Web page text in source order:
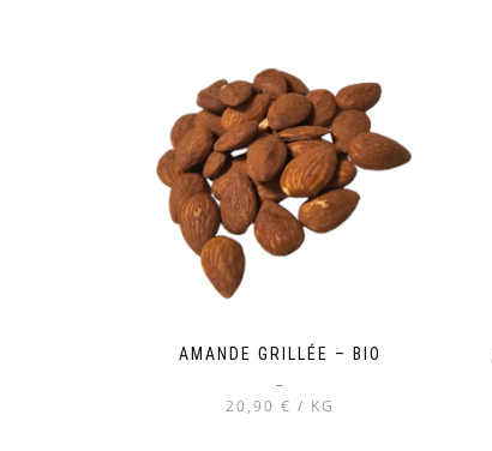
AMANDE GRILLÉE – BIO
–
20,90 € / KG